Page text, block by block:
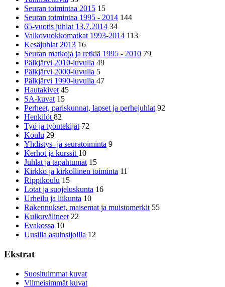
Seuran toimintaa 2015 15
Seuran toimintaa 1995 - 2014 144
65-vuotis juhlat 13.7.2014 34
Valkovuokkomatkat 1993-2014 113
Kesäjuhlat 2013 16
Seuran matkoja ja retkiä 1995 - 2010 79
Pälkjärvi 2010-luvulla 49
Pälkjärvi 2000-luvulla 5
Pälkjärvi 1990-luvulla 47
Hautakivet 45
SA-kuvat 15
Perheet, pariskunnat, lapset ja perhejuhlat 92
Henkilöt82
Työ ja työntekijät 72
Koulu 29
Yhdistys- ja seuratoiminta 9
Kerhot ja kurssit 10
Juhlat ja tapahtumat 15
Kirkko ja kirkollinen toiminta 11
Rippikoulu 15
Lotat ja suojeluskunta 16
Urheilu ja liikunta 10
Rakennukset, maisemat ja muistomerkit 55
Kulkuvälineet 22
Evakossa 10
Uusilla asuinsijoilla 12
Ekstrat
Suosituimmat kuvat
Viimeisimmät kuvat